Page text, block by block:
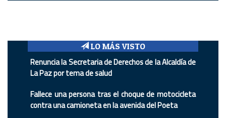
LO MÁS VISTO
Renuncia la Secretaria de Derechos de la Alcaldía de
La Paz por tema de salud
Fallece una persona tras el choque de motocicleta
contra una camioneta en la avenida del Poeta